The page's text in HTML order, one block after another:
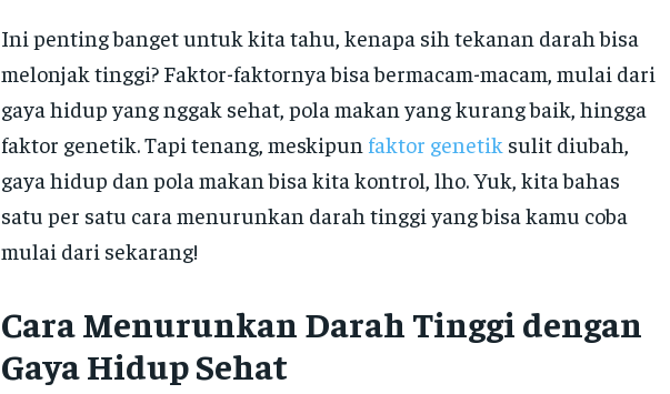
Ini penting banget untuk kita tahu, kenapa sih tekanan darah bisa
melonjak tinggi? Faktor-faktornya bisa bermacam-macam, mulai dari
gaya hidup yang nggak sehat, pola makan yang kurang baik, hingga
faktor genetik. Tapi tenang, meskipun faktor genetik sulit diubah,
gaya hidup dan pola makan bisa kita kontrol, lho. Yuk, kita bahas
satu per satu cara menurunkan darah tinggi yang bisa kamu coba
mulai dari sekarang!
Cara Menurunkan Darah Tinggi dengan
Gaya Hidup Sehat